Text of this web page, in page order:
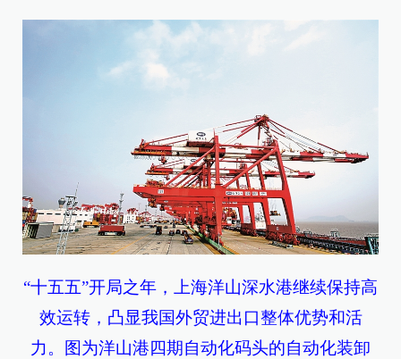
“十五五”开局之年，上海洋山深水港继续保持高
效运转，凸显我国外贸进出口整体优势和活
力。图为洋山港四期自动化码头的自动化装卸